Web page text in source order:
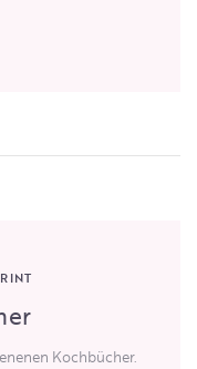
Kochbücher.